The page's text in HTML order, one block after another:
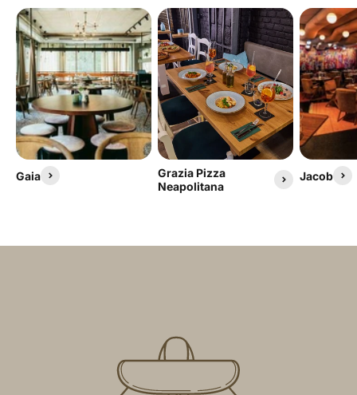
Gaia
Grazia Pizza
Neapolitana
Jacob